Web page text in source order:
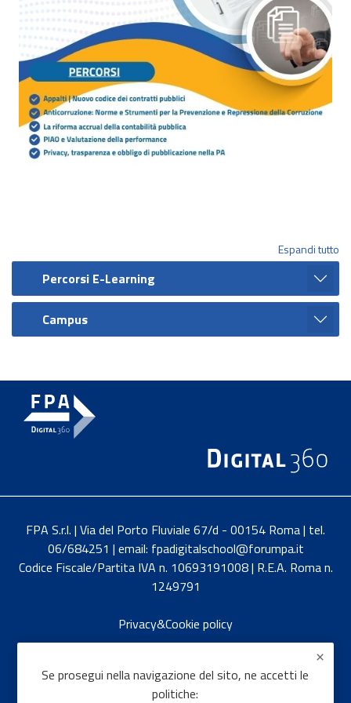
Espandi tutto
Percorsi E-Learning
Campus
FPA S.r.l. | Via del Porto Fluviale 67/d - 00154 Roma | tel.
06/684251 | email: fpadigitalschool@forumpa.it
Codice Fiscale/Partita IVA n. 10693191008 | R.E.A. Roma n.
1249791
Privacy&Cookie policy
Se prosegui nella navigazione del sito, ne accetti le
politiche: